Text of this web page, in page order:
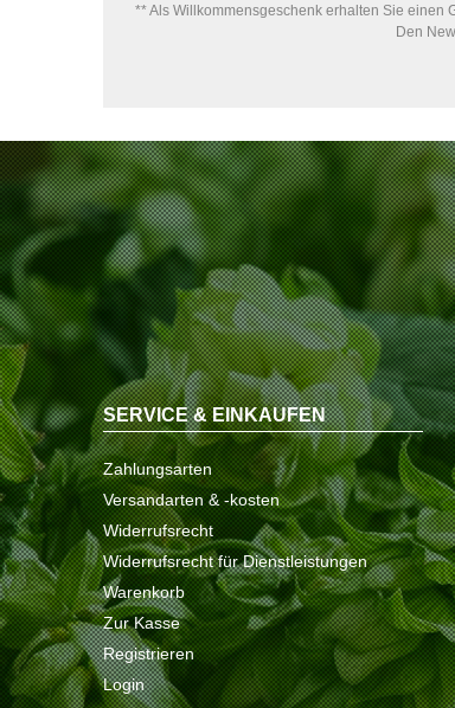
** Als Willkommensgeschenk erhalten Sie einen
Den
SERVICE & EINKAUFEN
Zahlungsarten
Versandarten & -kosten
Widerrufsrecht
Widerrufsrecht für Dienstleistungen
Warenkorb
Zur Kasse
Registrieren
Login